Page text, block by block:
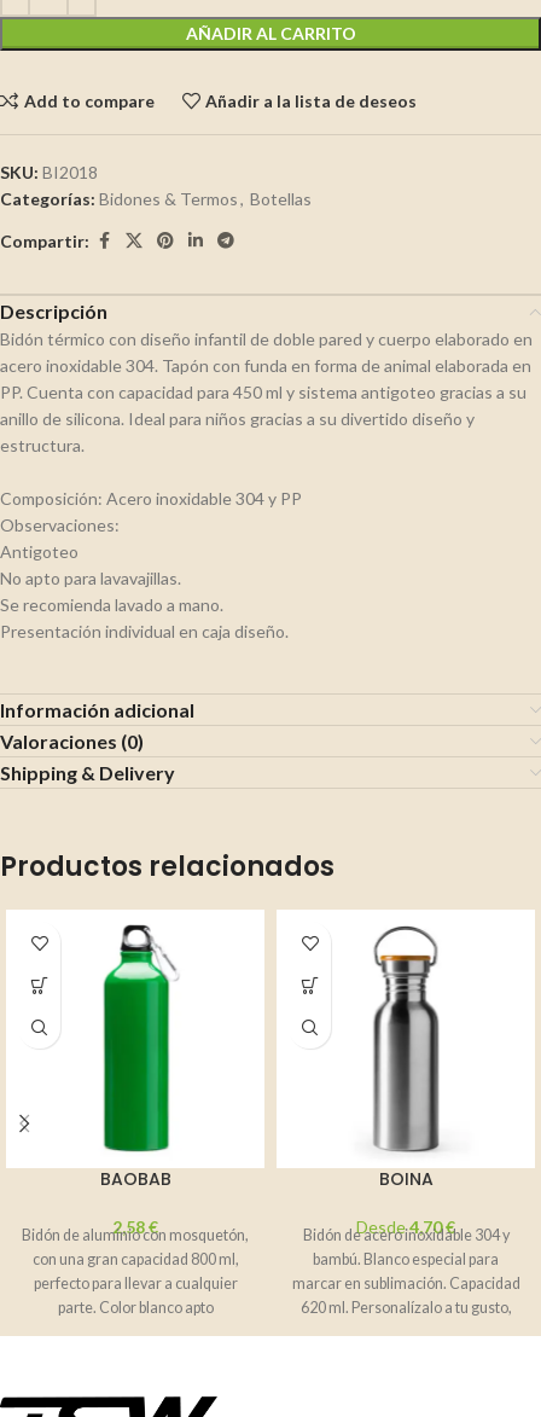
AÑADIR AL CARRITO
Add to compare Añadir a la lista de deseos
SKU: BI2018
Categorías: Bidones & Termos, Botellas
Compartir:
Descripción
Bidón térmico con diseño infantil de doble pared y cuerpo elaborado en
acero inoxidable 304. Tapón con funda en forma de animal elaborada en
PP. Cuenta con capacidad para 450 ml y sistema antigoteo gracias a su
anillo de silicona. Ideal para niños gracias a su divertido diseño y
estructura.
Composición: Acero inoxidable 304 y PP
Observaciones:
Antigoteo
No apto para lavavajillas.
Se recomienda lavado a mano.
Presentación individual en caja diseño.
Información adicional
Valoraciones (0)
Shipping & Delivery
Productos relacionados
BAOBAB
2,58€
Bidón de aluminio con mosquetón,
con una gran capacidad 800 ml,
perfecto para llevar a cualquier
parte. Color blanco apto
BOINA
Desde4,70€
Bidón de acero inoxidable 304 y
bambú. Blanco especial para
marcar en sublimación. Capacidad
620 ml. Personalízalo a tu gusto,